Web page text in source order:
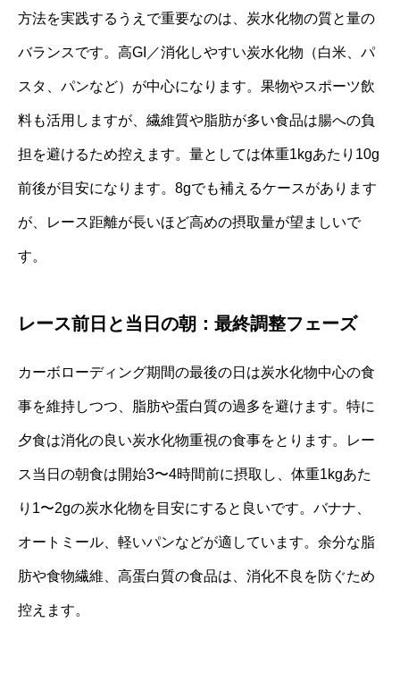
方法を実践するうえで重要なのは、炭水化物の質と量の
バランスです。高GI／消化しやすい炭水化物（白米、パ
スタ、パンなど）が中心になります。果物やスポーツ飲
料も活用しますが、繊維質や脂肪が多い食品は腸への負
担を避けるため控えます。量としては体重1kgあたり10g
前後が目安になります。8gでも補えるケースがあります
が、レース距離が長いほど高めの摂取量が望ましいで
す。
レース前日と当日の朝：最終調整フェーズ
カーボローディング期間の最後の日は炭水化物中心の食
事を維持しつつ、脂肪や蛋白質の過多を避けます。特に
夕食は消化の良い炭水化物重視の食事をとります。レー
ス当日の朝食は開始3〜4時間前に摂取し、体重1kgあた
り1〜2gの炭水化物を目安にすると良いです。バナナ、
オートミール、軽いパンなどが適しています。余分な脂
肪や食物繊維、高蛋白質の食品は、消化不良を防ぐため
控えます。